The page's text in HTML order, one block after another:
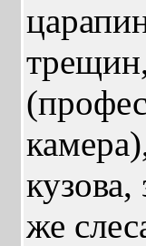
кузова,
же